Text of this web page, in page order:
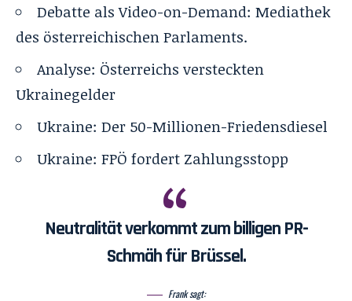
Debatte als Video-on-Demand: Mediathek
des österreichischen Parlaments.
Analyse: Österreichs versteckten
Ukrainegelder
Ukraine: Der 50-Millionen-Friedensdiesel
Ukraine: FPÖ fordert Zahlungsstopp
Neutralität verkommt zum billigen PR-
Schmäh für Brüssel.
Frank sagt: